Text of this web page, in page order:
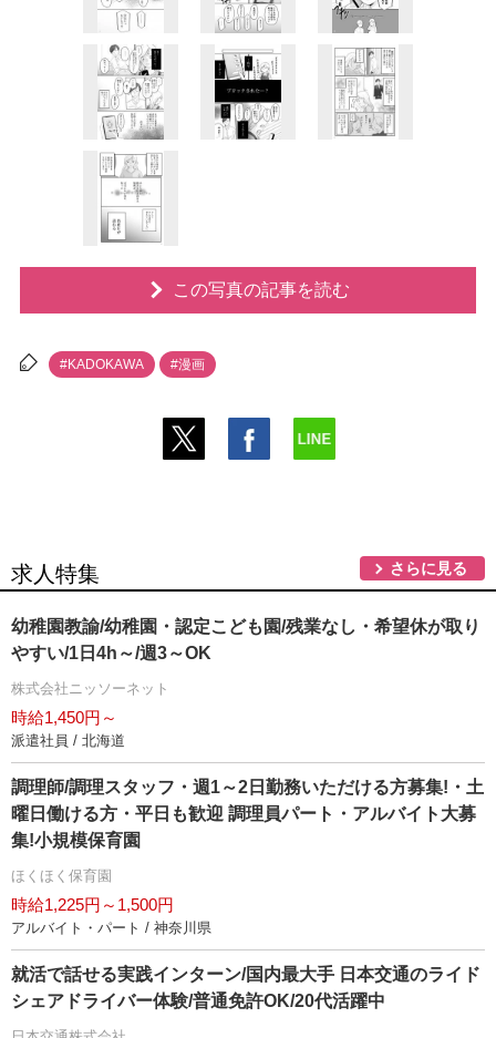
この写真の記事を読む
#KADOKAWA #漫画
求人特集 さらに見る
幼稚園教諭/幼稚園・認定こども園/残業なし・希望休が取り
すい/1日4h～/週3～OK
株式会社ニッソーネット
時給1,450円～
派遣社員 / 北海道
調理師/調理スタッフ・週1～2日勤務いただける方募集!・土
曜日働ける方・平日も歓迎 調理員パート・アルバイト大募
集!小規模保育園
ほくほく保育園
時給1,225円～1,500円
アルバイト・パート / 神奈川県
就活で話せる実践インターン/国内最大手 日本交通のライド
シェアドライバー体験/普通免許OK/20代活躍中